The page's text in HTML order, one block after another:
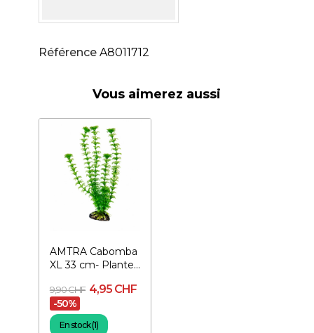
Référence A8011712
Vous aimerez aussi
AMTRA Cabomba
XL 33 cm- Plante
9,90 CHF 4,95 CHF
-50%
En stock (1)